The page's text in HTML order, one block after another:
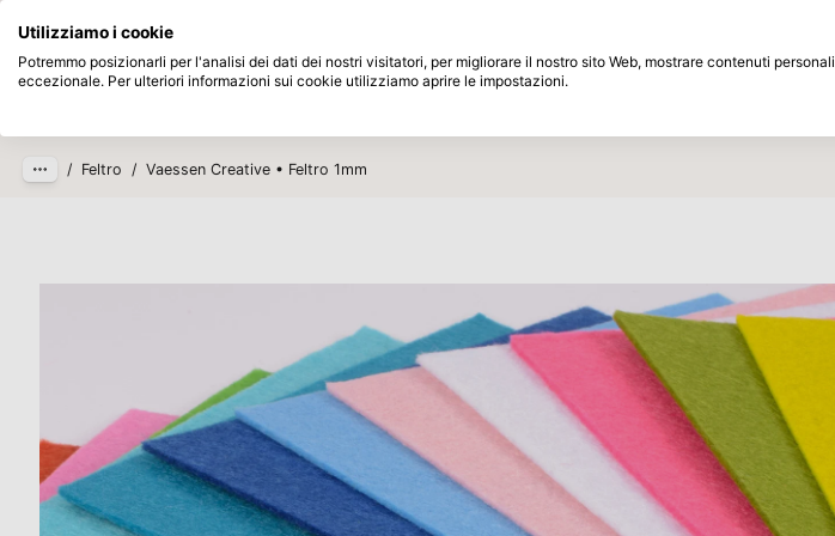
Passa al contenuto principale
In arrivo
/ Feltro / Vaessen Creative • Feltro 1mm
Utilizziamo i cookie
Potremmo posizionarli per l'analisi dei dati dei nostri visitatori, per migliorare il nostro sito Web, mostrare contenuti
eccezionale. Per ulteriori informazioni sui cookie utilizziamo aprire le impostazioni.